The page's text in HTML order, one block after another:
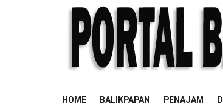
HOME BALIKPAPAN PENAJAM